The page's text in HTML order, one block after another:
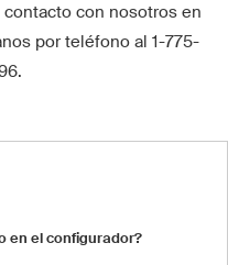
con nosotros en
por teléfono al 1-775-
en el configurador?